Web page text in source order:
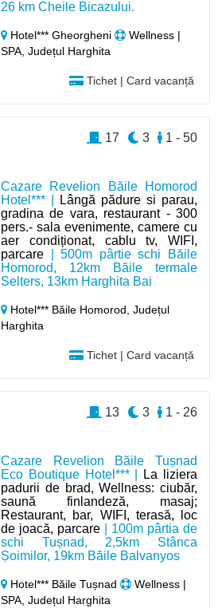
26 km Cheile Bicazului.
Hotel*** Gheorgheni
Wellness |
SPA, Județul Harghita
Tichet | Card vacanță
Cazare Revelion Băile Homorod
Hotel*** |
Lângă pădure si parau,
gradina de vara, restaurant - 300
pers.- sala evenimente, camere cu
aer condiționat, cablu tv, WIFI,
parcare | 500m pârtie schi Băile
Homorod, 12km Băile termale
Selters, 13km Harghita Bai
Hotel*** Băile Homorod,Județul
Harghita
Tichet | Card vacanță
1 - 50
3
17
Cazare Revelion Băile Tușnad
Eco Boutique Hotel*** |
La liziera
padurii de brad, Wellness: ciubăr,
saună finlandeză, masaj;
Restaurant, bar, WIFI, terasă, loc
de joacă, parcare | 100m pârtia de
schi Tușnad, 2,5km Stânca
Șoimilor, 19km Băile Balvanyos
Hotel*** Băile Tușnad
Wellness |
SPA, Județul Harghita
1 - 26
3
13